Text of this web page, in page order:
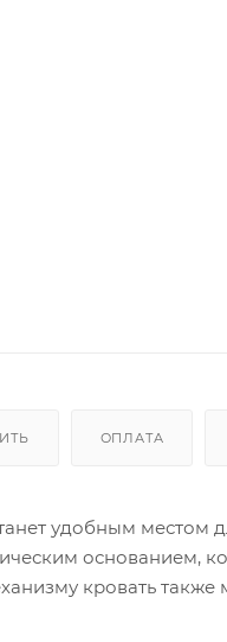
ОПЛАТА
удобным местом
основанием,
кровать